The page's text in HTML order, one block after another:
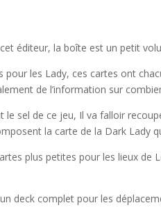
éditeur, la boîte est un petit
pour les Lady, ces cartes ont
de l’information sur
le sel de ce jeu, Il va falloir
la carte de la Dark Lady
plus petites pour les lieux
deck complet pour les